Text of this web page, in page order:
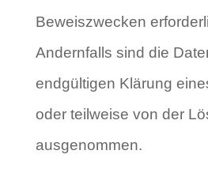
Beweiszwecken
Andernfalls sind die
endgültigen Klärung
oder teilweise von der
ausgenommen.